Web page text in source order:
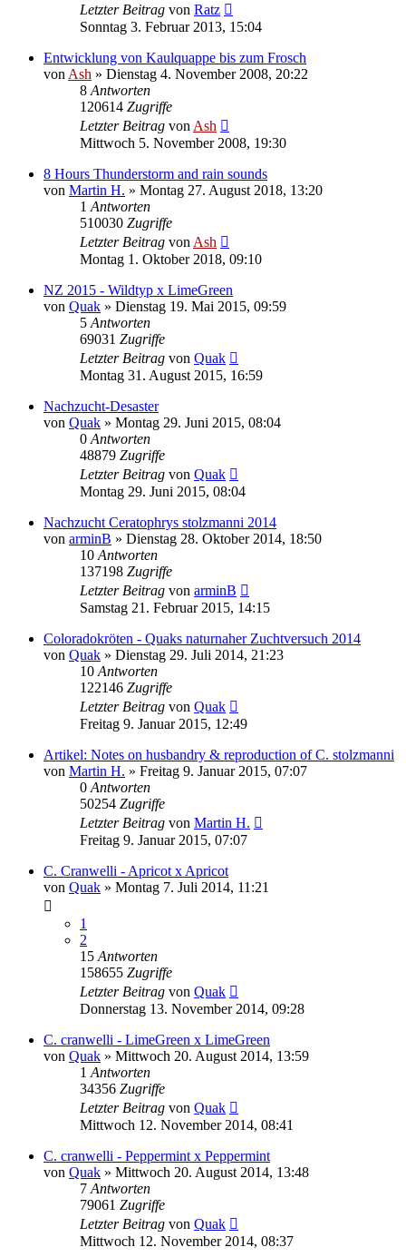
Letzter Beitrag von Ratz
Sonntag 3. Februar 2013, 15:04
Entwicklung von Kaulquappe bis zum Frosch
von Ash » Dienstag 4. November 2008, 20:22
8 Antworten
120614 Zugriffe
Letzter Beitrag von Ash
Mittwoch 5. November 2008, 19:30
8 Hours Thunderstorm and rain sounds
von Martin H. » Montag 27. August 2018, 13:20
1 Antworten
510030 Zugriffe
Letzter Beitrag von Ash
Montag 1. Oktober 2018, 09:10
NZ 2015 - Wildtyp x LimeGreen
von Quak » Dienstag 19. Mai 2015, 09:59
5 Antworten
69031 Zugriffe
Letzter Beitrag von Quak
Montag 31. August 2015, 16:59
Nachzucht-Desaster
von Quak » Montag 29. Juni 2015, 08:04
0 Antworten
48879 Zugriffe
Letzter Beitrag von Quak
Montag 29. Juni 2015, 08:04
Nachzucht Ceratophrys stolzmanni 2014
von arminB » Dienstag 28. Oktober 2014, 18:50
10 Antworten
137198 Zugriffe
Letzter Beitrag von arminB
Samstag 21. Februar 2015, 14:15
Coloradokröten - Quaks naturnaher Zuchtversuch 2014
von Quak » Dienstag 29. Juli 2014, 21:23
10 Antworten
122146 Zugriffe
Letzter Beitrag von Quak
Freitag 9. Januar 2015, 12:49
Artikel: Notes on husbandry & reproduction of C. stolzmanni
von Martin H. » Freitag 9. Januar 2015, 07:07
0 Antworten
50254 Zugriffe
Letzter Beitrag von Martin H.
Freitag 9. Januar 2015, 07:07
C. Cranwelli - Apricot x Apricot
von Quak » Montag 7. Juli 2014, 11:21
1
2
15 Antworten
158655 Zugriffe
Letzter Beitrag von Quak
Donnerstag 13. November 2014, 09:28
C. cranwelli - LimeGreen x LimeGreen
von Quak » Mittwoch 20. August 2014, 13:59
1 Antworten
34356 Zugriffe
Letzter Beitrag von Quak
Mittwoch 12. November 2014, 08:41
C. cranwelli - Peppermint x Peppermint
von Quak » Mittwoch 20. August 2014, 13:48
7 Antworten
79061 Zugriffe
Letzter Beitrag von Quak
Mittwoch 12. November 2014, 08:37